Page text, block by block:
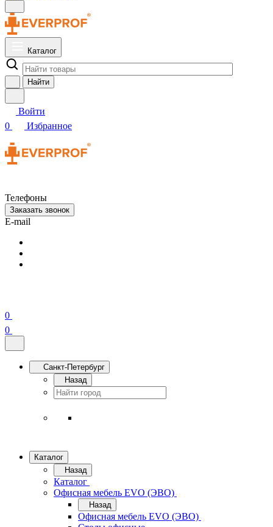
Каталог
Найти
Войти
0
Избранное
Телефоны
Заказать звонок
E-mail
0
0
Санкт-Петербург
Назад
Каталог
Назад
Каталог
Офисная мебель EVO (ЭВО)
Назад
Офисная мебель EVO (ЭВО)